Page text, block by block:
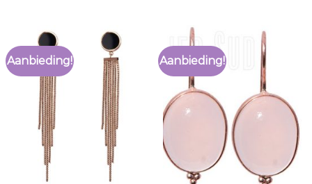
Aanbieding! Aanbieding!